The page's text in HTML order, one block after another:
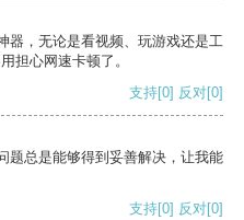
器，无论是看视频、玩游戏还是工
担心网速卡顿了。
支持[0] 反对[0]
题总是能够得到妥善解决，让我能
支持[0] 反对[0]